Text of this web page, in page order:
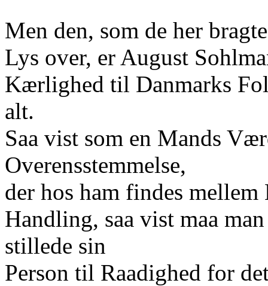
Men den, som de her
Lys over, er August
Kærlighed til Danmarks
alt.
Saa vist som en Mands
Overensstemmelse,
der hos ham findes
Handling, saa vist maa
stillede sin
Person til Raadighed for